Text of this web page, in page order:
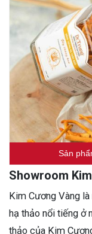
Sản
Showroom
Kim Cương Vàng
hạ thảo nổi tiếng ở
thảo của Kim